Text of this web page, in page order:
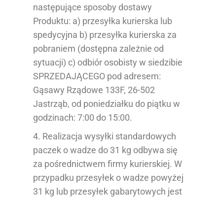
następujące sposoby dostawy
Produktu: a) przesyłka kurierska lub
spedycyjna b) przesyłka kurierska za
pobraniem (dostępna zależnie od
sytuacji) c) odbiór osobisty w siedzibie
SPRZEDAJĄCEGO pod adresem:
Gąsawy Rządowe 133F, 26-502
Jastrząb, od poniedziałku do piątku w
godzinach: 7:00 do 15:00.
4. Realizacja wysyłki standardowych
paczek o wadze do 31 kg odbywa się
za pośrednictwem firmy kurierskiej. W
przypadku przesyłek o wadze powyżej
31 kg lub przesyłek gabarytowych jest